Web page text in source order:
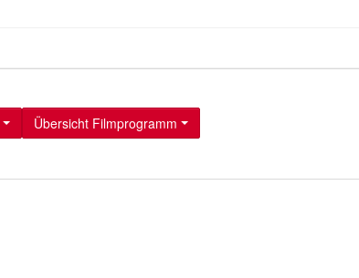
Übersicht Filmprogramm